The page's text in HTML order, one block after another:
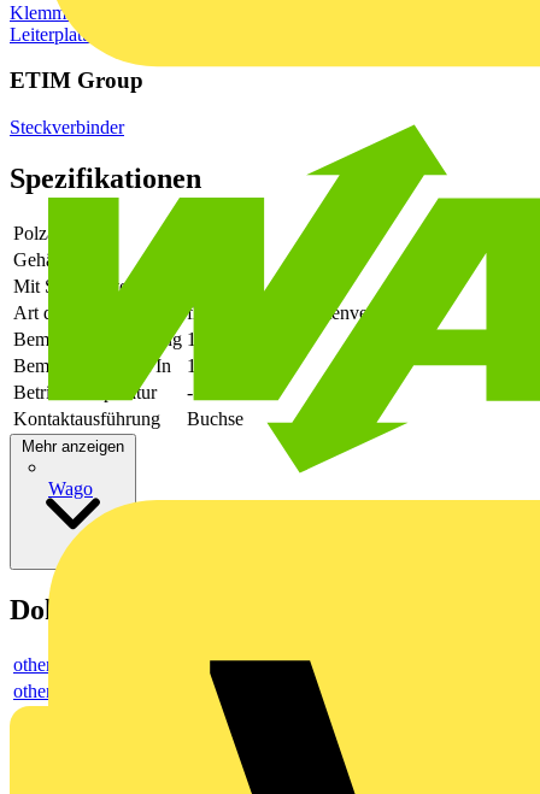
Wago
Klemmen, Steckverbinder & Verbindungselemente
Leiterplattensteckverbinder
ETIM Group
Steckverbinder
Spezifikationen
Polzahl
Gehäusefarbe
Mit Schutzleiter
Art der Verbindung
flexibler Leiterplattenverbinder
Bemessungsspannung 160
Bemessungsstrom In
12
Betriebstemperatur
-50 - 120
Kontaktausführung
Buchse
Mehr anzeigen
Dokumente
others
others